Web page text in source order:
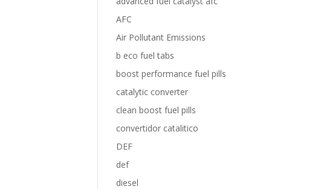
AFC
Air Pollutant Emissions
b eco fuel tabs
boost performance fuel pills
catalytic converter
clean boost fuel pills
convertidor catalitico
DEF
def
diesel